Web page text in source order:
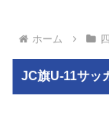
ホーム
JC旗U-11サッ